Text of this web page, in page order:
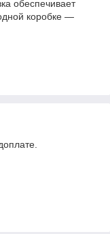
обеспечивает
коробке —